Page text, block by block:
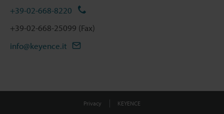
+39-02-668-8220
+39-02-668-25099 (Fax)
info@keyence.it
Privacy
KEYENCE